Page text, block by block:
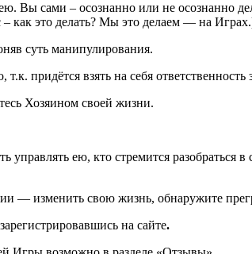
Вы сами – осознанно или не осознанно
– как это делать? Мы это делаем — на
суть манипулирования.
придётся взять на себя
Хозяином своей жизни.
управлять ею, кто стремится разобраться
— изменить свою жизнь, обнаружите
на сайте.